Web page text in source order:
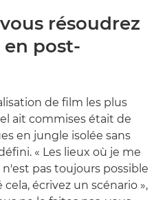
résoudrez
en post-
de film les plus
ait commises était de
en jungle isolée sans
« Les lieux où je me
pas toujours possible
écrivez un scénario »,